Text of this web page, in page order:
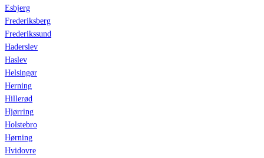
Esbjerg
Frederiksberg
Frederikssund
Haderslev
Haslev
Helsingør
Herning
Hillerød
Hjørring
Holstebro
Hørning
Hvidovre